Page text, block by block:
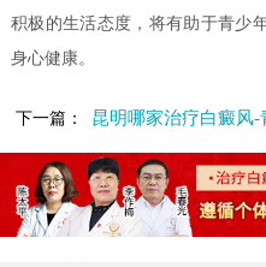
积极的生活态度，将有助于青少
身心健康。
下一篇： 昆明哪家治疗白癜风-